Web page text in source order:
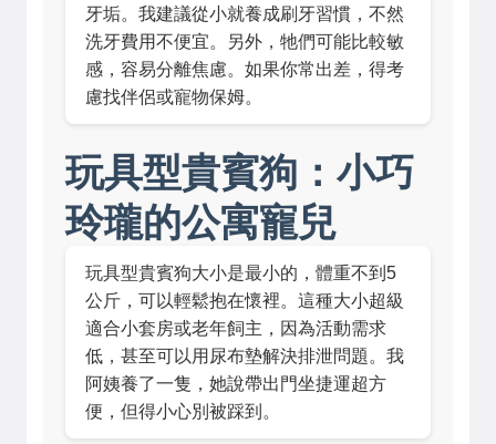
牙垢。我建議從小就養成刷牙習慣，不然
洗牙費用不便宜。另外，牠們可能比較敏
感，容易分離焦慮。如果你常出差，得考
慮找伴侶或寵物保姆。
玩具型貴賓狗：小巧
玲瓏的公寓寵兒
玩具型貴賓狗大小是最小的，體重不到5
公斤，可以輕鬆抱在懷裡。這種大小超級
適合小套房或老年飼主，因為活動需求
低，甚至可以用尿布墊解決排泄問題。我
阿姨養了一隻，她說帶出門坐捷運超方
便，但得小心別被踩到。